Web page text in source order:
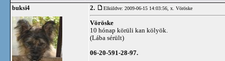
buksi4 2. Elküldve: 2009-06-15 14:03:56, x. Vöröske
Vöröske
10 hónap körüli kan kölyök.
(Lába sérült)
06-20-591-28-97.